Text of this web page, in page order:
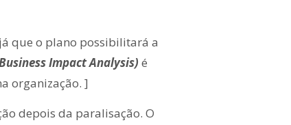
que o plano possibilitará a
Impact Analysis) é
organização. ]
depois da paralisação. O